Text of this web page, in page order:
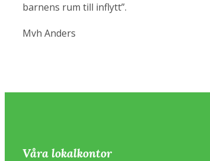
barnens rum till inflytt”.
Mvh Anders
Våra lokalkontor